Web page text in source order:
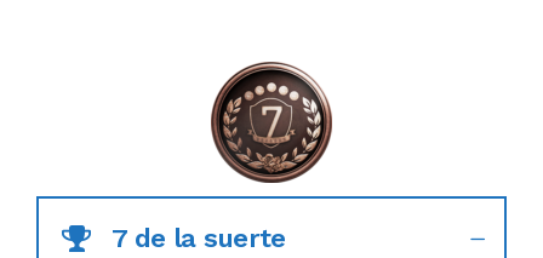
7 de la suerte